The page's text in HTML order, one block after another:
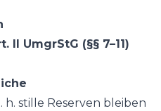
II UmgrStG (§§ 7–11)
h. stille Reserven bleiben